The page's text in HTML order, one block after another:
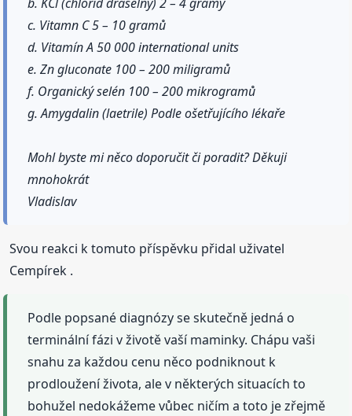
c. Vitamn C 5 – 10 gramů
d. Vitamín A 50 000 international units
e. Zn gluconate 100 – 200 miligramů
f. Organický selén 100 – 200 mikrogramů
g. Amygdalin (laetrile) Podle ošetřujícího lékaře
Mohl byste mi něco doporučit či poradit? Děkuji
mnohokrát
Vladislav
Svou reakci k tomuto příspěvku přidal uživatel
Cempírek .
Podle popsané diagnózy se skutečně jedná o
terminální fázi v životě vaší maminky. Chápu vaši
snahu za každou cenu něco podniknout k
prodloužení života, ale v některých situacích to
bohužel nedokážeme vůbec ničím a toto je zřejmě